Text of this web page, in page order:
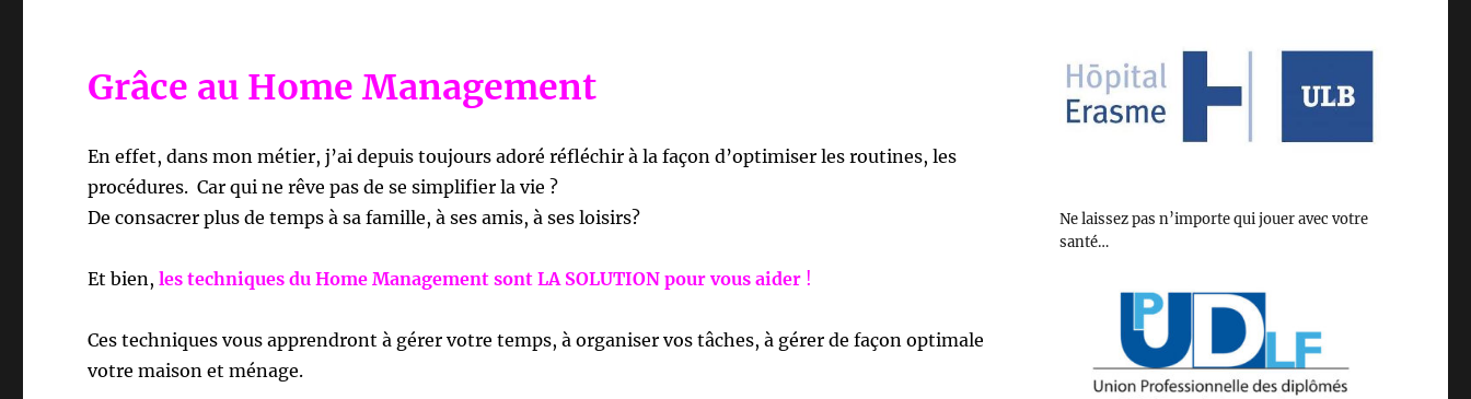
Grâce au Home Management
En effet, dans mon métier, j’ai depuis toujours adoré réfléchir à la façon d’optimiser les routines, les
procédures. Car qui ne rêve pas de se simplifier la vie ?
De consacrer plus de temps à sa famille, à ses amis, à ses loisirs?
Et bien,les techniques du Home Management sont LA SOLUTION pour vous aider !
Ces techniques vous apprendront à gérer votre temps, à organiser vos tâches, à gérer de façon optimale
votre maison et ménage.
Ne laissez pas n’importe qui jouer avec votre
santé…